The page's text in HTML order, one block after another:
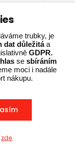
Kč
Kčbez DPH
nad 10 000 Kč
trubky, je
dat důležitáa
GDPR.
se sbíráním
moci i nadále
nákupu.
zde.